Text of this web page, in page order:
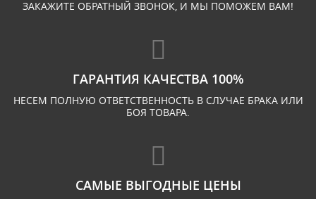
ЗАКАЖИТЕ ОБРАТНЫЙ ЗВОНОК, И МЫ ПОМОЖЕМ ВАМ!
ГАРАНТИЯ КАЧЕСТВА 100%
НЕСЕМ ПОЛНУЮ ОТВЕТСТВЕННОСТЬ В СЛУЧАЕ БРАКА ИЛИ
БОЯ ТОВАРА.
САМЫЕ ВЫГОДНЫЕ ЦЕНЫ